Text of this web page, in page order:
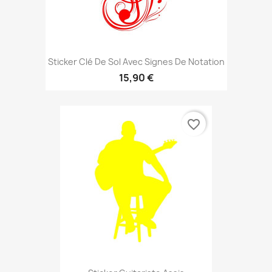
Sticker Clé De Sol Avec Signes De Notation
15,90 €
favorite_border